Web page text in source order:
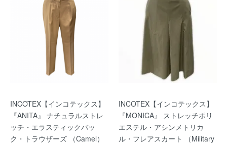
INCOTEX【インコテックス】
『ANITA』 ナチュラルストレ
ッチ・エラスティックバッ
ク・トラウザーズ （Camel）
INCOTEX【インコテックス】
『MONICA』 ストレッチポリ
エステル・アシンメトリカ
ル・フレアスカート （Military